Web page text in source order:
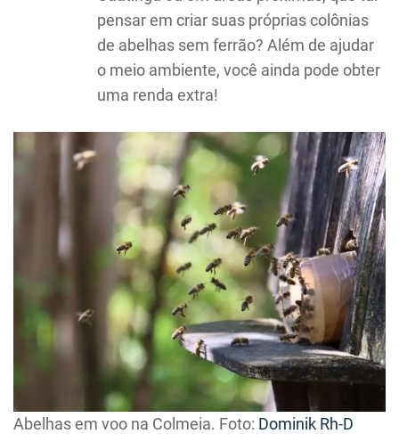
pensar em criar suas próprias colônias
de abelhas sem ferrão? Além de ajudar
o meio ambiente, você ainda pode obter
uma renda extra!
Abelhas em voo na Colmeia. Foto: Dominik Rh-D